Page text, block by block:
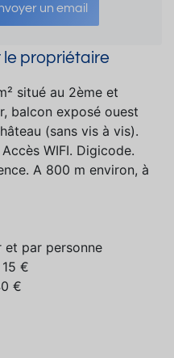
un email
propriétaire
situé au 2ème et
balcon exposé ouest
(sans vis à vis).
WIFI. Digicode.
A 800 m environ, à
par personne
€
€